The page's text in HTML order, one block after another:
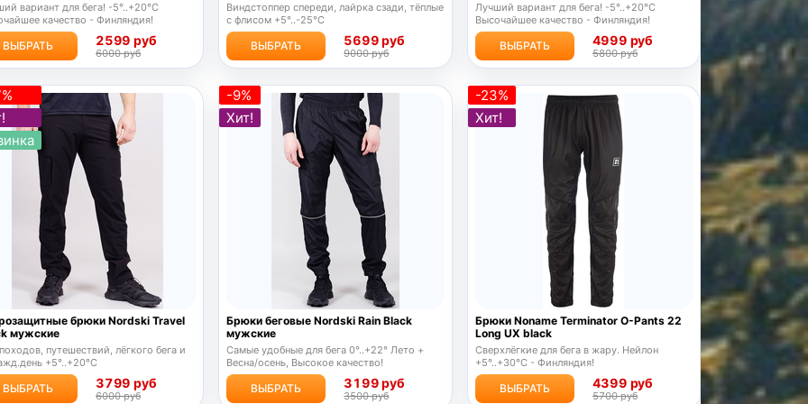
вариант для бега! -5°..+20°C
качество - Финляндия!
ВЫБРАТЬ 2599 руб
6000 руб
Виндстоппер спереди, лайрка сзади, тёплые
с флисом +5°..-25°C
ВЫБРАТЬ 5699 руб
9000 руб
Лучший вариант для бега! -5°..+20°C
Высочайшее качество - Финляндия!
ВЫБРАТЬ 4999 руб
5800 руб
брюки Nordski Travel
мужские
путешествий, лёгкого бега и
+5°..+20°С
ВЫБРАТЬ 3799 руб
6000 руб
-9%
Хит!
Брюки беговые Nordski Rain Black
мужские
Самые удобные для бега 0°..+22° Лето +
Весна/осень, Высокое качество!
ВЫБРАТЬ 3199 руб
3500 руб
-23%
Хит!
Брюки Noname Terminator O-Pants 22
Long UX black
Сверхлёгкие для бега в жару. Нейлон
+5°..+30°С - Финляндия!
ВЫБРАТЬ 4399 руб
5700 руб